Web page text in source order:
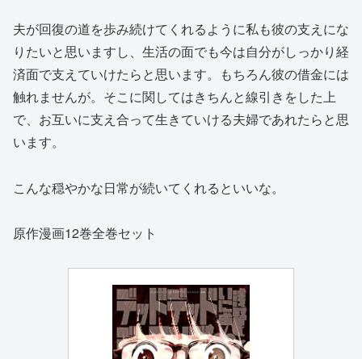
夫が回復の道を歩み続けてくれるように私も彼の支えにな
りたいと思いますし、生活の面でも今は自分がしっかり経
済面で支えていけたらと思います。もちろん彼の借金には
触れませんが。そこに関してはきちんと線引きをした上
で、お互いに支え合って生きていける夫婦であれたらと思
います。
こんな穏やかな日常が続いてくれるといいな。
原作漫画12巻全巻セット